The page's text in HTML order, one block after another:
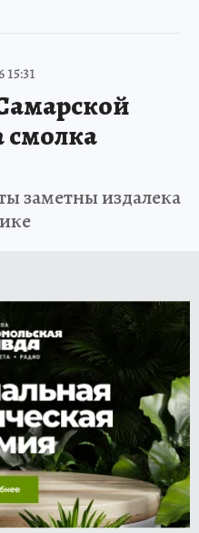
смолка
заметны издалека